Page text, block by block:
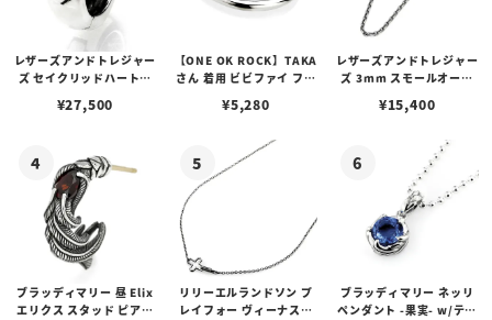
レザーズアンドトレジャー
ズ セイクリッドハートピ
¥27,500
【ONE OK ROCK】TAKA
さん 着用 ビビファイ フー
¥5,280
レザーズアンドトレジャー
ズ 3mm スモールオーバ
ブスタークラスプ＆LTロ
¥15,400
ブラッディマリー 昼 Elix
エリクス スタッド ピアス
リリーエルランドソン プ
レイフォー ヴィーナスチ
ブラッディマリー ネッリ
ペンダント -果実- w/ティ